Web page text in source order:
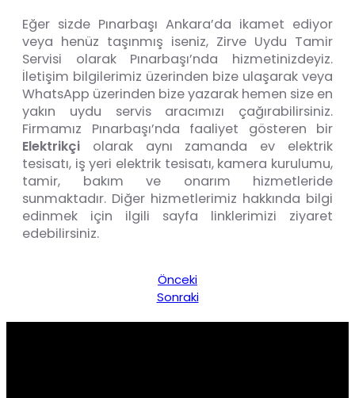
Eğer sizde Pınarbaşı Ankara’da ikamet ediyor
veya henüz taşınmış iseniz, Zirve Uydu Tamir
Servisi olarak Pınarbaşı’nda hizmetinizdeyiz.
İletişim bilgilerimiz üzerinden bize ulaşarak veya
WhatsApp üzerinden bize yazarak hemen size en
yakın uydu servis aracımızı çağırabilirsiniz.
Firmamız Pınarbaşı’nda faaliyet gösteren bir
Elektrikçi olarak aynı zamanda ev elektrik
tesisatı, iş yeri elektrik tesisatı, kamera kurulumu,
tamir, bakım ve onarım hizmetleride
sunmaktadır. Diğer hizmetlerimiz hakkında bilgi
edinmek için ilgili sayfa linklerimizi ziyaret
edebilirsiniz.
Önceki
Sonraki